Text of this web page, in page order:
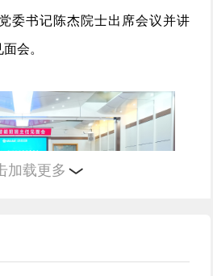
委书记陈杰院士出席会议并讲
会。
加载更多